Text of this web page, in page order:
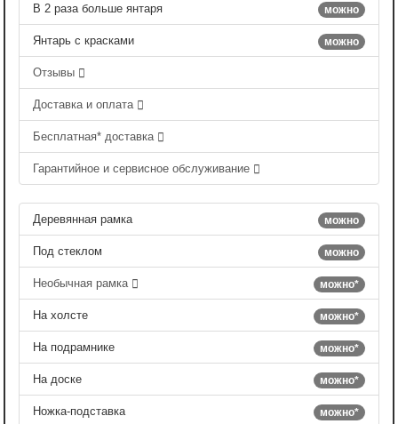
можно
В 2 раза больше янтаря
можно
Янтарь с красками
Отзывы
Доставка и оплата
Бесплатная* доставка
Гарантийное и сервисное обслуживание
можно
Деревянная рамка
можно
Под стеклом
можно*
Необычная рамка
можно*
На холсте
можно*
На подрамнике
можно*
На доске
можно*
Ножка-подставка